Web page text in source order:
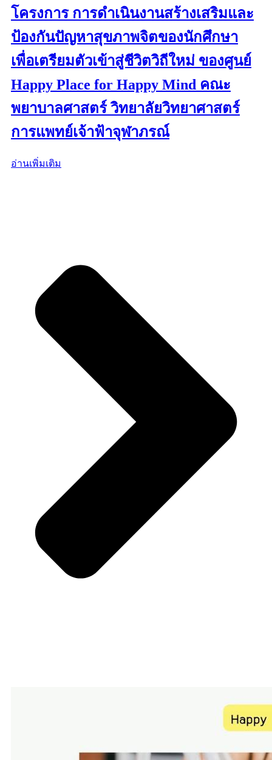
โครงการ การดำเนินงานสร้างเสริมและ
ป้องกันปัญหาสุขภาพจิตของนักศึกษา
เพื่อเตรียมตัวเข้าสู่ชีวิตวิถีใหม่ ของศูนย์
Happy Place for Happy Mind คณะ
พยาบาลศาสตร์ วิทยาลัยวิทยาศาสตร์
การแพทย์เจ้าฟ้าจุฬาภรณ์
อ่านเพิ่มเติม